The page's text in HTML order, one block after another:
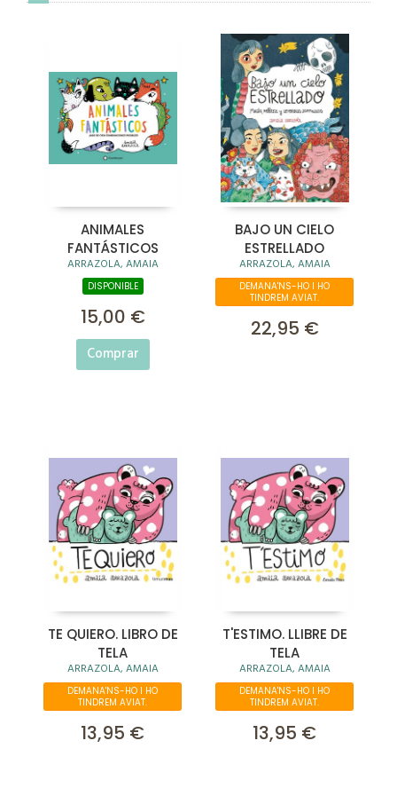
ANIMALES
FANTÁSTICOS
ARRAZOLA, AMAIA
DISPONIBLE
15,00 €
Comprar
BAJO UN CIELO
ESTRELLADO
ARRAZOLA, AMAIA
DEMANA'NS-HO I HO
TINDREM AVIAT.
22,95 €
TE QUIERO. LIBRO DE
TELA
ARRAZOLA, AMAIA
DEMANA'NS-HO I HO
TINDREM AVIAT.
13,95 €
T'ESTIMO. LLIBRE DE
TELA
ARRAZOLA, AMAIA
DEMANA'NS-HO I HO
TINDREM AVIAT.
13,95 €